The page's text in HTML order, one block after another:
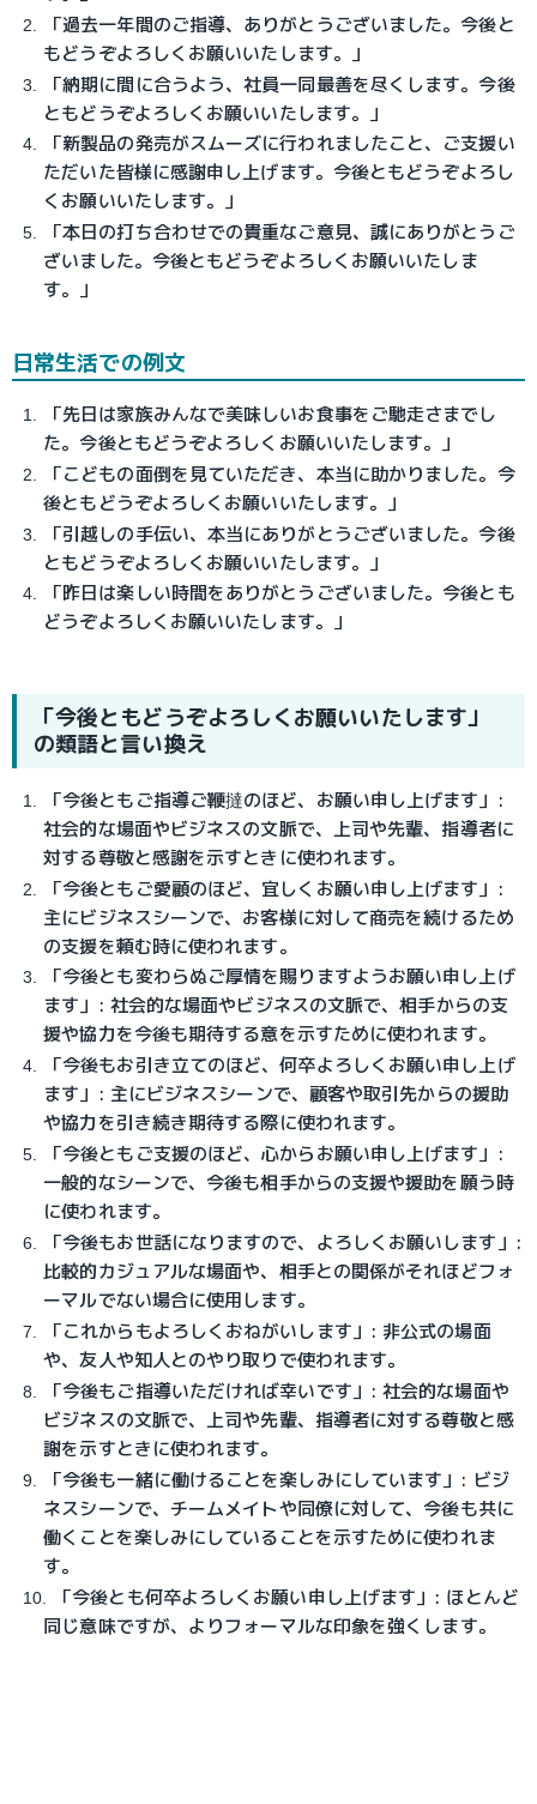
「過去一年間のご指導、ありがとうございました。今後と
もどうぞよろしくお願いいたします。」
「納期に間に合うよう、社員一同最善を尽くします。今後
ともどうぞよろしくお願いいたします。」
「新製品の発売がスムーズに行われましたこと、ご支援い
ただいた皆様に感謝申し上げます。今後ともどうぞよろし
くお願いいたします。」
「本日の打ち合わせでの貴重なご意見、誠にありがとうご
ざいました。今後ともどうぞよろしくお願いいたしま
す。」
日常生活での例文
「先日は家族みんなで美味しいお食事をご馳走さまでし
た。今後ともどうぞよろしくお願いいたします。」
「こどもの面倒を見ていただき、本当に助かりました。今
後ともどうぞよろしくお願いいたします。」
「引越しの手伝い、本当にありがとうございました。今後
ともどうぞよろしくお願いいたします。」
「昨日は楽しい時間をありがとうございました。今後とも
どうぞよろしくお願いいたします。」
「今後ともどうぞよろしくお願いいたします」
の類語と言い換え
「今後ともご指導ご鞭撻のほど、お願い申し上げます」:
社会的な場面やビジネスの文脈で、上司や先輩、指導者に
対する尊敬と感謝を示すときに使われます。
「今後ともご愛顧のほど、宜しくお願い申し上げます」:
主にビジネスシーンで、お客様に対して商売を続けるため
の支援を頼む時に使われます。
「今後とも変わらぬご厚情を賜りますようお願い申し上げ
ます」: 社会的な場面やビジネスの文脈で、相手からの支
援や協力を今後も期待する意を示すために使われます。
「今後もお引き立てのほど、何卒よろしくお願い申し上げ
ます」: 主にビジネスシーンで、顧客や取引先からの援助
や協力を引き続き期待する際に使われます。
「今後ともご支援のほど、心からお願い申し上げます」:
一般的なシーンで、今後も相手からの支援や援助を願う時
に使われます。
「今後もお世話になりますので、よろしくお願いします」:
比較的カジュアルな場面や、相手との関係がそれほどフォ
ーマルでない場合に使用します。
「これからもよろしくおねがいします」: 非公式の場面
や、友人や知人とのやり取りで使われます。
「今後もご指導いただければ幸いです」: 社会的な場面や
ビジネスの文脈で、上司や先輩、指導者に対する尊敬と感
謝を示すときに使われます。
「今後も一緒に働けることを楽しみにしています」: ビジ
ネスシーンで、チームメイトや同僚に対して、今後も共に
働くことを楽しみにしていることを示すために使われま
す。
「今後とも何卒よろしくお願い申し上げます」: ほとんど
同じ意味ですが、よりフォーマルな印象を強くします。